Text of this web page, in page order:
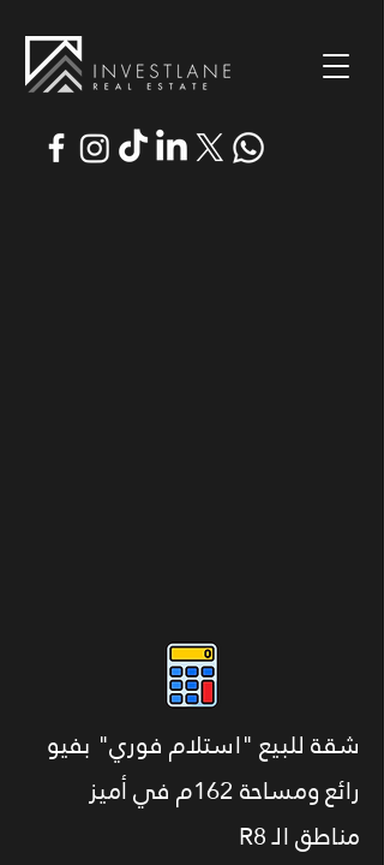
شقة للبيع "استلام فوري" بفيو
رائع ومساحة 162م في أميز
مناطق الـ R8